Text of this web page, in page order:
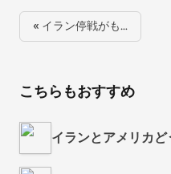
« イラン停戦がも…
こちらもおすすめ
イランとアメリカ